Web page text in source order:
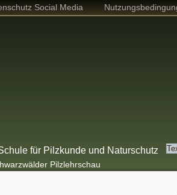
Social Media
Pilzlehrschau
für Pilzkunde und Naturschutz